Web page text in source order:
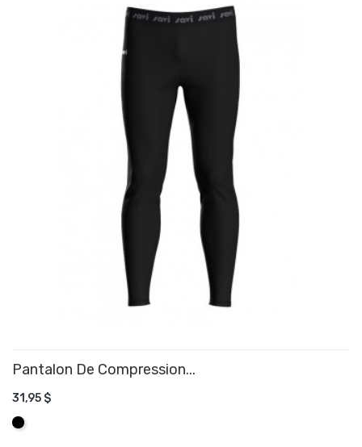
Pantalon De Compression...
31,95 $
Noir